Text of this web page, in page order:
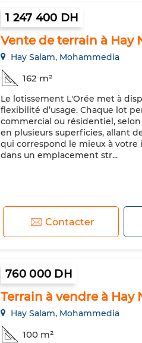
1 247 400 DH
Vente de terrain à Hay
Hay Salam, Mohammedia
162 m²
Le lotissement L'Orée met à
flexibilité d’usage. Chaque lot
commercial ou résidentiel,
en plusieurs superficies, allant
qui correspond le mieux à
dans un emplacement str...
Contacter
760 000 DH
Terrain à vendre à Hay
Hay Salam, Mohammedia
100 m²